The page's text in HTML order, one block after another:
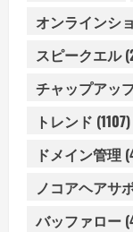
オンラインシ
スピークエル
チャップアッ
トレンド (1107)
ドメイン管理
ノコアヘアサ
バッファロー